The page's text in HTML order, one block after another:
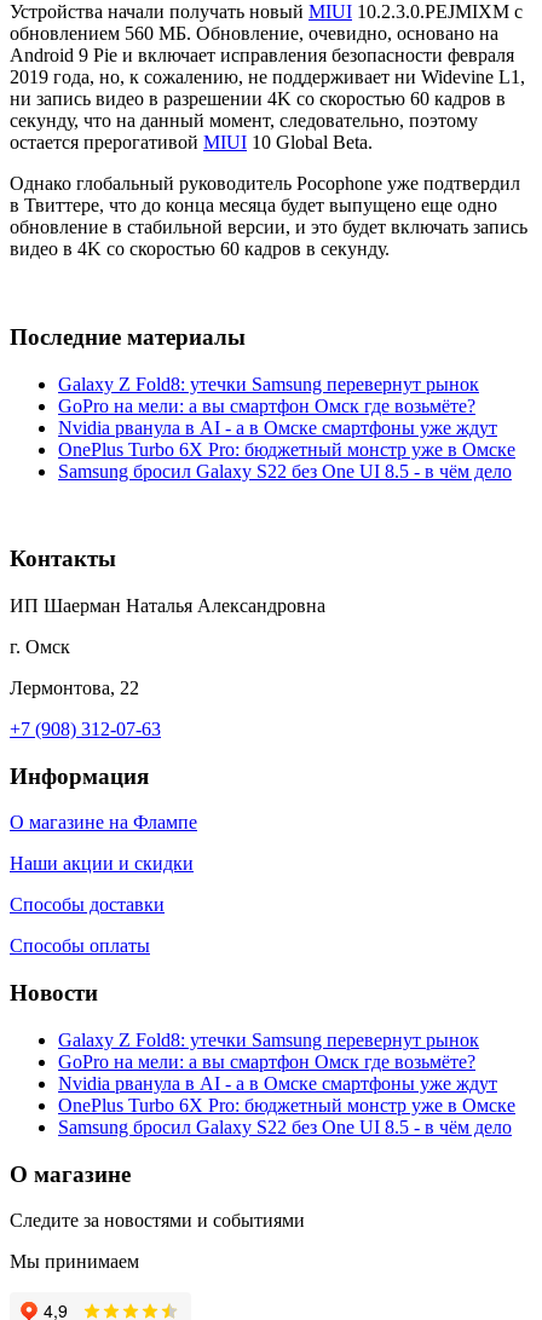
Устройства начали получать новый MIUI 10.2.3.0.PEJMIXM с
обновлением 560 МБ. Обновление, очевидно, основано на
Android 9 Pie и включает исправления безопасности февраля
2019 года, но, к сожалению, не поддерживает ни Widevine L1,
ни запись видео в разрешении 4K со скоростью 60 кадров в
секунду, что на данный момент, следовательно, поэтому
остается прерогативой MIUI 10 Global Beta.
Однако глобальный руководитель Pocophone уже подтвердил
в Твиттере, что до конца месяца будет выпущено еще одно
обновление в стабильной версии, и это будет включать запись
видео в 4K со скоростью 60 кадров в секунду.
Последние материалы
Galaxy Z Fold8: утечки Samsung перевернут рынок
GoPro на мели: а вы смартфон Омск где возьмёте?
Nvidia рванула в AI - а в Омске смартфоны уже ждут
OnePlus Turbo 6X Pro: бюджетный монстр уже в Омске
Samsung бросил Galaxy S22 без One UI 8.5 - в чём дело
Контакты
ИП Шаерман Наталья Александровна
г. Омск
Лермонтова, 22
+7 (908) 312-07-63
Информация
О магазине на Флампе
Наши акции и скидки
Способы доставки
Способы оплаты
Новости
Galaxy Z Fold8: утечки Samsung перевернут рынок
GoPro на мели: а вы смартфон Омск где возьмёте?
Nvidia рванула в AI - а в Омске смартфоны уже ждут
OnePlus Turbo 6X Pro: бюджетный монстр уже в Омске
Samsung бросил Galaxy S22 без One UI 8.5 - в чём дело
О магазине
Следите за новостями и событиями
Мы принимаем